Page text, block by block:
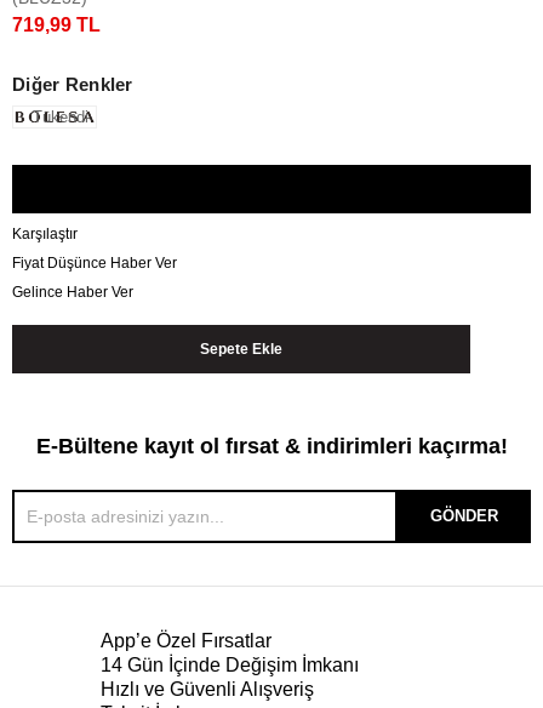
719,99 TL
Diğer Renkler
Tükendi
Karşılaştır
Fiyat Düşünce Haber Ver
Gelince Haber Ver
E-Bültene kayıt ol fırsat & indirimleri kaçırma!
GÖNDER
App’e Özel Fırsatlar
14 Gün İçinde Değişim İmkanı
Hızlı ve Güvenli Alışveriş